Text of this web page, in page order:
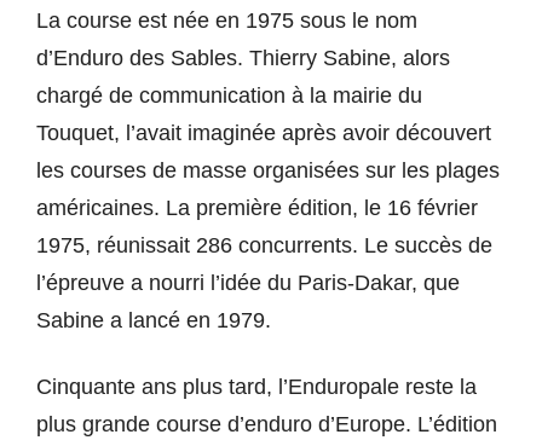
La course est née en 1975 sous le nom
d’Enduro des Sables. Thierry Sabine, alors
chargé de communication à la mairie du
Touquet, l’avait imaginée après avoir découvert
les courses de masse organisées sur les plages
américaines. La première édition, le 16 février
1975, réunissait 286 concurrents. Le succès de
l’épreuve a nourri l’idée du Paris-Dakar, que
Sabine a lancé en 1979.
Cinquante ans plus tard, l’Enduropale reste la
plus grande course d’enduro d’Europe. L’édition